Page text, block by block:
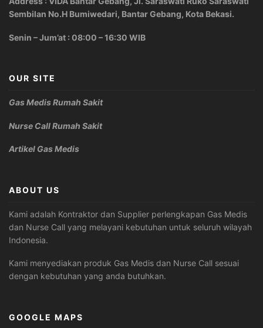
Sembilan No.H Bumiwedari, Bantar Gebang, Kota Bekasi.
Senin – Jum’at : 08:00 – 16:30 WIB
OUR SITE
Gas Medis Rumah Sakit
Nurse Call Rumah Sakit
Artikel Gas Medis
ABOUT US
Kami adalah Kontraktor dan Supplier perlengkapan Gas Medis
dan Nurse Call yang melayani kebutuhan untuk seluruh wilayah
Indonesia.
Kami menyediakan produk Gas Medis dan Nurse Call sesuai
dengan kebutuhan yang anda butuhkan.
GOOGLE MAPS